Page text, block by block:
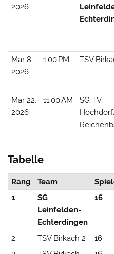
2026
Mar 8,
2026
1:00 PM TSV
Mar 22,
2026
11:00 AM
SG TV
Tabelle
Rang Team
1
SG
Leinfelden-
Echterdingen
16
2 TSV Birkach 2 16